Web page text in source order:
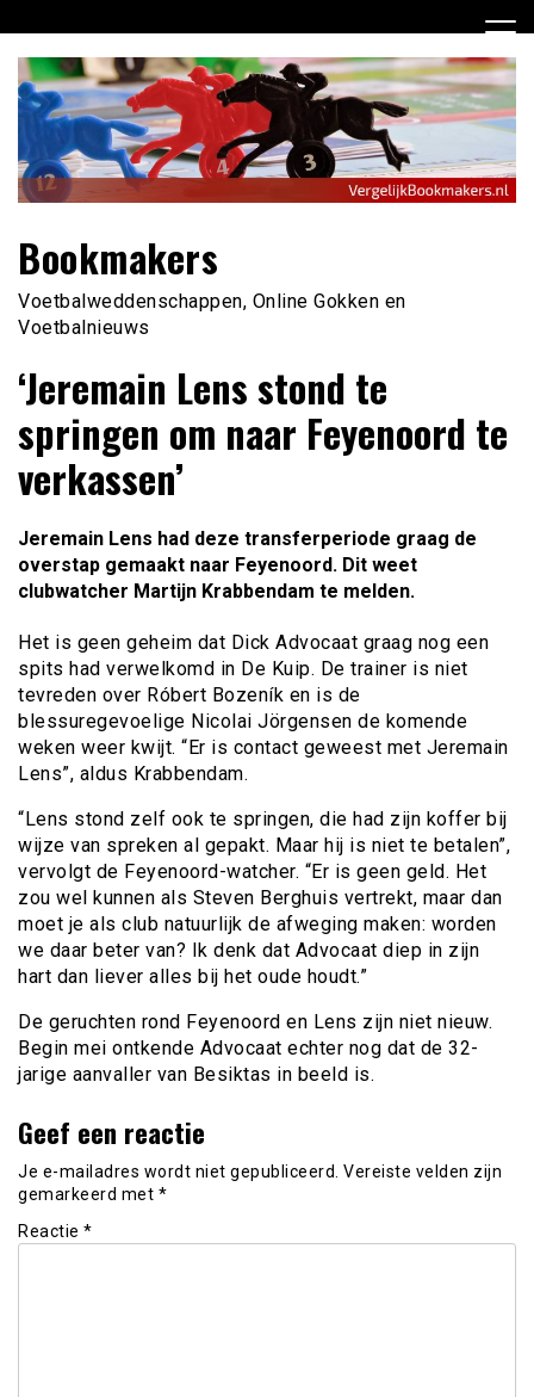
naar
inhoud
Bookmakers
Voetbalweddenschappen, Online Gokken en
Voetbalnieuws
‘Jeremain Lens stond te
springen om naar Feyenoord te
verkassen’
Jeremain Lens had deze transferperiode graag de
overstap gemaakt naar Feyenoord. Dit weet
clubwatcher Martijn Krabbendam te melden.
Het is geen geheim dat Dick Advocaat graag nog een
spits had verwelkomd in De Kuip. De trainer is niet
tevreden over Róbert Bozeník en is de
blessuregevoelige Nicolai Jörgensen de komende
weken weer kwijt. “Er is contact geweest met Jeremain
Lens”, aldus Krabbendam.
“Lens stond zelf ook te springen, die had zijn koffer bij
wijze van spreken al gepakt. Maar hij is niet te betalen”,
vervolgt de Feyenoord-watcher. “Er is geen geld. Het
zou wel kunnen als Steven Berghuis vertrekt, maar dan
moet je als club natuurlijk de afweging maken: worden
we daar beter van? Ik denk dat Advocaat diep in zijn
hart dan liever alles bij het oude houdt.”
De geruchten rond Feyenoord en Lens zijn niet nieuw.
Begin mei ontkende Advocaat echter nog dat de 32-
jarige aanvaller van Besiktas in beeld is.
Geef een reactie
Je e-mailadres wordt niet gepubliceerd. Vereiste velden zijn
gemarkeerd met *
Reactie *